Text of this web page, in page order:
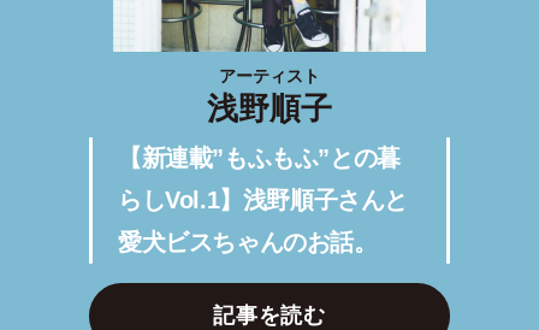
アーティスト
浅野順子
【新連載”もふもふ”との暮
らしVol.1】浅野順子さんと
愛犬ビスちゃんのお話。
記事を読む